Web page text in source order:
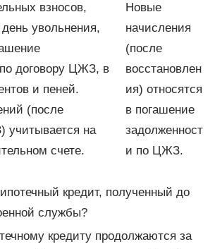
взносов,
увольнения,
договору ЦЖЗ, в
и пеней.
(после
на
счете.
Новые
начисления
(после
восстановлен
ия) относятся
в погашение
задолженност
и по ЦЖЗ.
кредит, полученный до
службы?
кредиту продолжаются за